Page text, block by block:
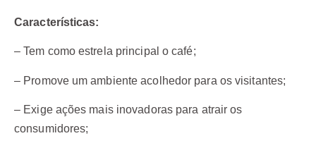
Características:
– Tem como estrela principal o café;
– Promove um ambiente acolhedor para os visitantes;
– Exige ações mais inovadoras para atrair os
consumidores;